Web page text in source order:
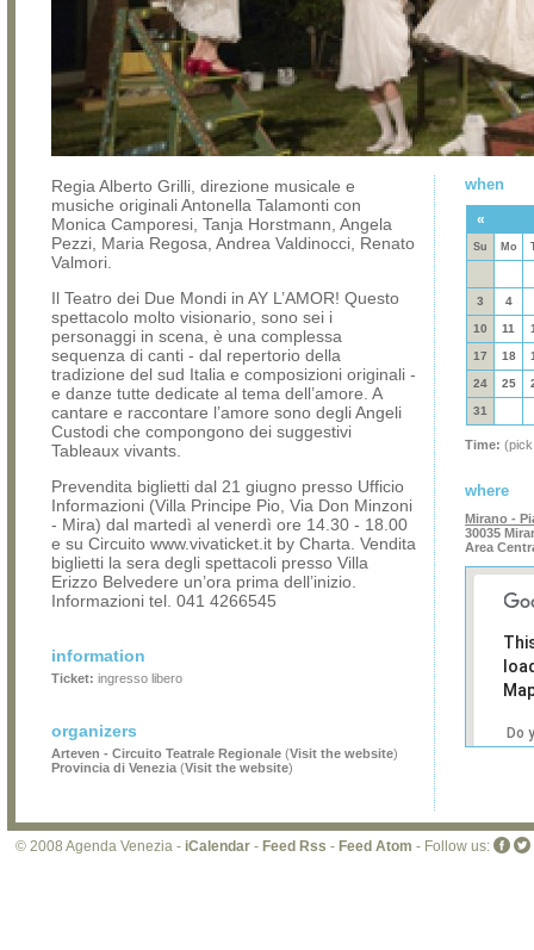
Regia Alberto Grilli, direzione musicale e
musiche originali Antonella Talamonti con
Monica Camporesi, Tanja Horstmann, Angela
Pezzi, Maria Regosa, Andrea Valdinocci, Renato
Valmori.
Il Teatro dei Due Mondi in AY L’AMOR! Questo
spettacolo molto visionario, sono sei i
personaggi in scena, è una complessa
sequenza di canti - dal repertorio della
tradizione del sud Italia e composizioni originali -
e danze tutte dedicate al tema dell’amore. A
cantare e raccontare l’amore sono degli Angeli
Custodi che compongono dei suggestivi
Tableaux vivants.
Prevendita biglietti dal 21 giugno presso Ufficio
Informazioni (Villa Principe Pio, Via Don Minzoni
- Mira) dal martedì al venerdì ore 14.30 - 18.00
e su Circuito www.vivaticket.it by Charta. Vendita
biglietti la sera degli spettacoli presso Villa
Erizzo Belvedere un’ora prima dell’inizio.
Informazioni tel. 041 4266545
information
Ticket: ingresso libero
organizers
Arteven - Circuito Teatrale Regionale (Visit the website)
Provincia di Venezia (Visit the website)
when
«
Su Mo
3 4
10 11
17 18
24 25
31
Time:
where
Mirano -
30035
Area
Do
© 2008 Agenda Venezia - iCalendar - Feed Rss - Feed Atom - Follow us: